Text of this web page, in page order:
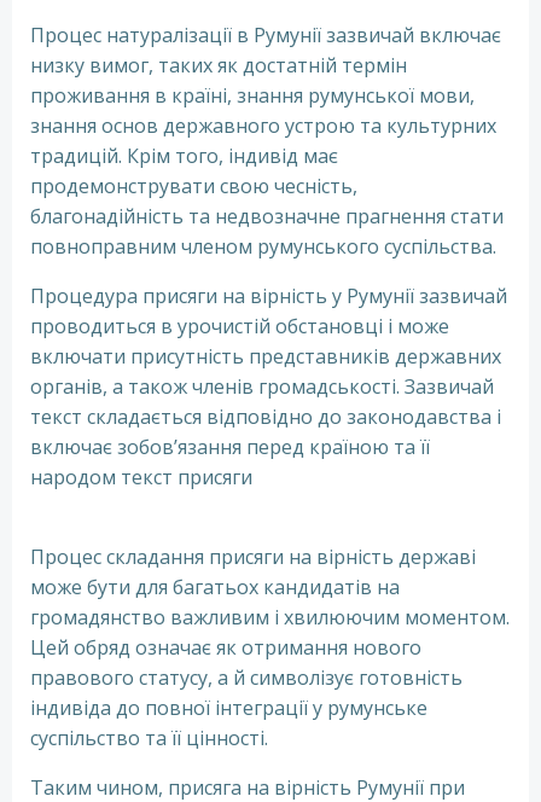
Процес натуралізації в Румунії зазвичай включає
низку вимог, таких як достатній термін
проживання в країні, знання румунської мови,
знання основ державного устрою та культурних
традицій. Крім того, індивід має
продемонструвати свою чесність,
благонадійність та недвозначне прагнення стати
повноправним членом румунського суспільства.
Процедура присяги на вірність у Румунії зазвичай
проводиться в урочистій обстановці і може
включати присутність представників державних
органів, а також членів громадськості. Зазвичай
текст складається відповідно до законодавства і
включає зобов’язання перед країною та її
народом текст присяги
Процес складання присяги на вірність державі
може бути для багатьох кандидатів на
громадянство важливим і хвилюючим моментом.
Цей обряд означає як отримання нового
правового статусу, а й символізує готовність
індивіда до повної інтеграції у румунське
суспільство та її цінності.
Таким чином, присяга на вірність Румунії при